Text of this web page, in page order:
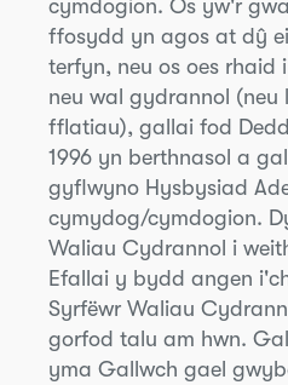
cymdogion. Os yw'r
ffosydd yn agos at dŷ
terfyn, neu os oes
neu wal gydrannol (neu
fflatiau), gallai fod
1996 yn berthnasol a
gyflwyno Hysbysiad
cymydog/cymdogion.
Waliau Cydrannol i
Efallai y bydd angen
Syrfëwr Waliau
gorfod talu am hwn.
yma Gallwch gael